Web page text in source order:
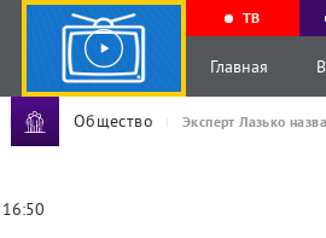
ТВ
Главная
Общество Эксперт Лазько